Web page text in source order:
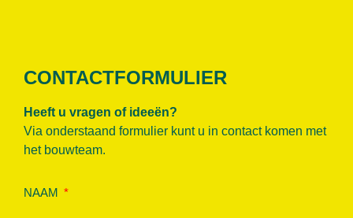
CONTACTFORMULIER
Heeft u vragen of ideeën?
Via onderstaand formulier kunt u in contact komen met
het bouwteam.
NAAM